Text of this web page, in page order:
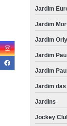
Jardim
Jardim
Jardim Orly
Jardim
Jardim
Jardim
Jardins
Jockey